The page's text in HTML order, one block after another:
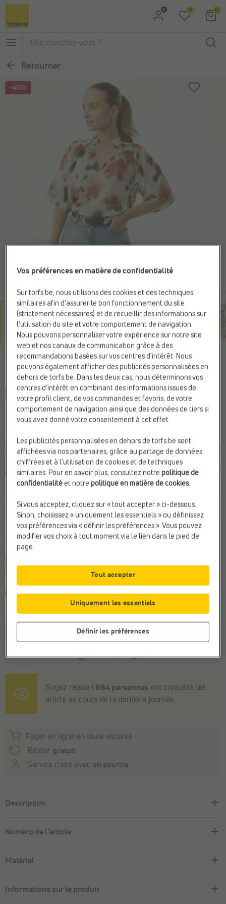
Aller au menu principal
0 0
Retourner
-40%
MEXX
Blouse blanc
Vous économisez24,00 €
59,99 € 35,99 €
Blanc
Taille
34 36 38 40 42 44
Choisissez une pointure pour connaîtrele délai de
Panier
Stock du magasin
Soyez rapide ! 684 personnes ont consulté cet
article au cours de la dernière journée.
Payer en ligne en toute sécurité
Retour gratuit
Service client avec un sourire
Description
Numéro de l'article
Matériel
Informations sur le produit
Vos préférences en matière de confidentialité
Sur torfs.be, nous utilisons des cookies et des techniques
similaires afin d’assurer le bon fonctionnement du site
(strictement nécessaires) et de recueillir des informations sur
l’utilisation du site et votre comportement de navigation.
Nous pouvons personnaliser votre expérience sur notre site
web et nos canaux de communication grâce à des
recommandations basées sur vos centres d’intérêt. Nous
pouvons également afficher des publicités personnalisées en
dehors de torfs.be. Dans les deux cas, nous déterminons vos
centres d’intérêt en combinant des informations issues de
votre profil client, de vos commandes et favoris, de votre
comportement de navigation ainsi que des données de tiers si
vous avez donné votre consentement à cet effet.
Les publicités personnalisées en dehors de torfs.be sont
affichées via nos partenaires, grâce au partage de données
chiffrées et à l’utilisation de cookies et de techniques
similaires. Pour en savoir plus, consultez notrepolitique de
confidentialité et notrepolitique en matière de cookies.
Si vous acceptez, cliquez sur « tout accepter » ci-dessous.
Sinon, choisissez « uniquement les essentiels » ou définissez
vos préférences via « définir les préférences ». Vous pouvez
modifier vos choix à tout moment via le lien dans le pied de
page.
Définir les préférences
Uniquement les essentiels
Tout accepter